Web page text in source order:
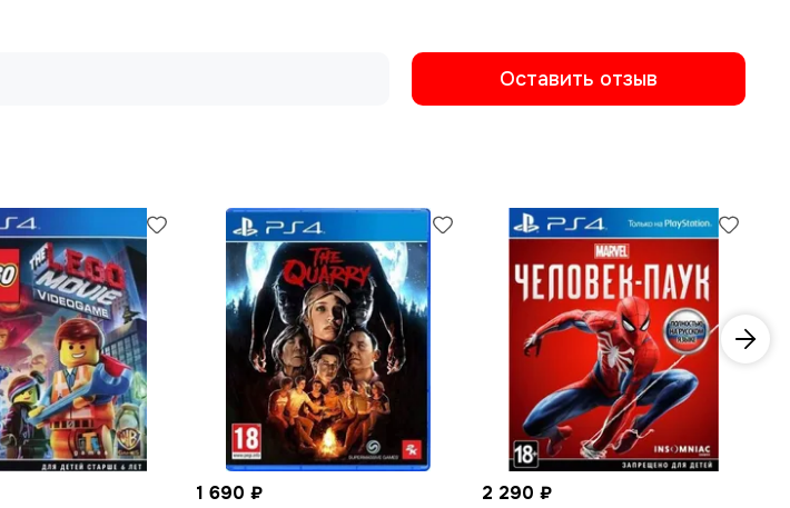
Оставить отзыв
1 690 ₽ 2 290 ₽